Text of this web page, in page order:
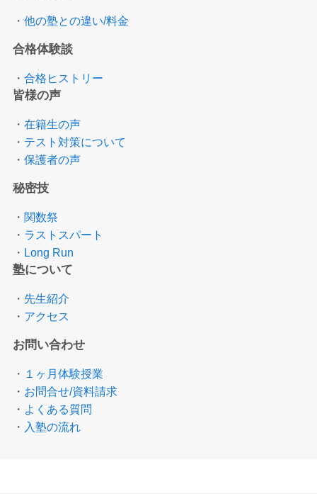
・ 他の塾との違い/料金
合格体験談
・ 合格ヒストリー
皆様の声
・ 在籍生の声
・ テスト対策について
・ 保護者の声
秘密技
・ 関数祭
・ ラストスパート
・ Long Run
塾について
・ 先生紹介
・ アクセス
お問い合わせ
・ １ヶ月体験授業
・ お問合せ/資料請求
・ よくある質問
・ 入塾の流れ